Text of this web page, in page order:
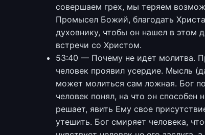
совершаем грех, мы теряем
Промысел Божий, благодать
духовнику, чтобы он нашел в этом
встречи со Христом.
53:40 — Почему не идет молитва.
человек проявил усердие. Мысль
может молиться сам ложная. Бог
человек понял, на что он
решает, явить Ему свое
утешить. Бог смиряет человека,